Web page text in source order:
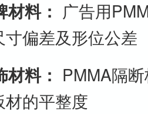
料： 广告用
偏差及形位公差
料： PMMA隔
的平整度